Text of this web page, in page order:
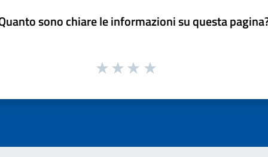
sono chiare le informazioni su questa